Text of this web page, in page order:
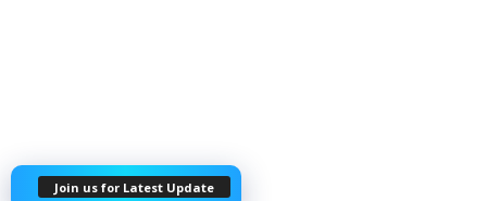
Join us for Latest Update